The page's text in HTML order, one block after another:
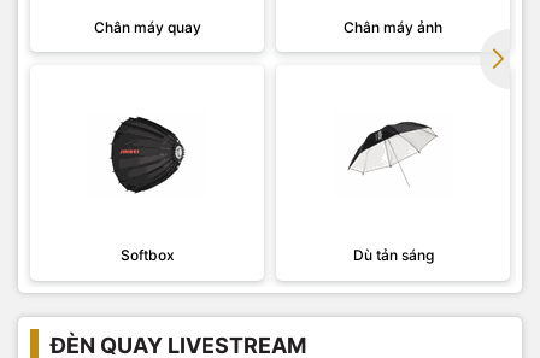
Chân máy quay Chân máy ảnh
Softbox Dù tản sáng
ĐÈN QUAY LIVESTREAM